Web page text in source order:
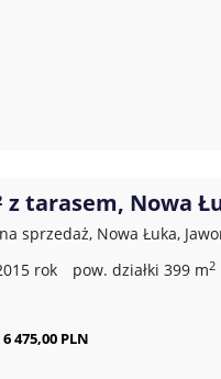
z tarasem, Nowa
sprzedaż, Nowa Łuka,
rok pow. działki 399 m2
6 475,00 PLN